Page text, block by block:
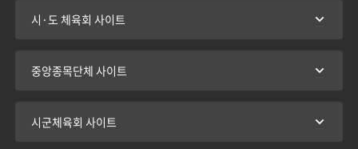
시·도 체육회 사이트
중앙종목단체 사이트
시군체육회 사이트